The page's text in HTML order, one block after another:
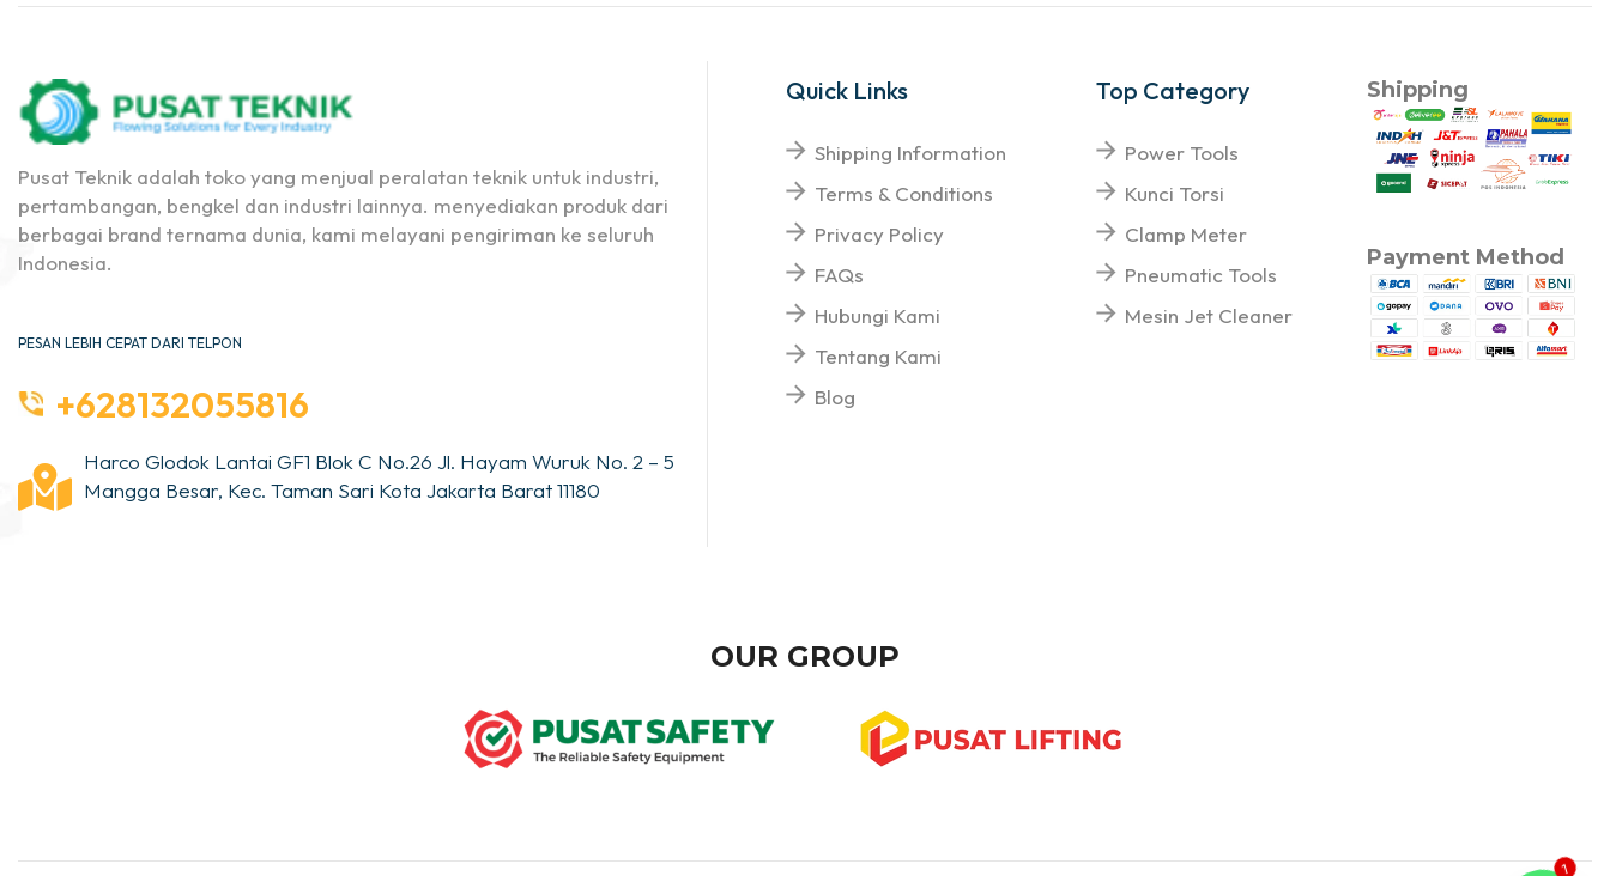
Pusat Teknik adalah toko yang menjual peralatan teknik untuk industri,
pertambangan, bengkel dan industri lainnya. menyediakan produk dari
berbagai brand ternama dunia, kami melayani pengiriman ke seluruh
Indonesia.
PESAN LEBIH CEPAT DARI TELPON
+628132055816
Harco Glodok Lantai GF1 Blok C No.26 Jl. Hayam Wuruk No. 2 – 5
Mangga Besar, Kec. Taman Sari Kota Jakarta Barat 11180
Quick Links
Shipping Information
Terms & Conditions
Privacy Policy
FAQs
Hubungi Kami
Tentang Kami
Blog
Top Category
Power Tools
Kunci Torsi
Clamp Meter
Pneumatic Tools
Mesin Jet Cleaner
Shipping
Payment Method
OUR GROUP